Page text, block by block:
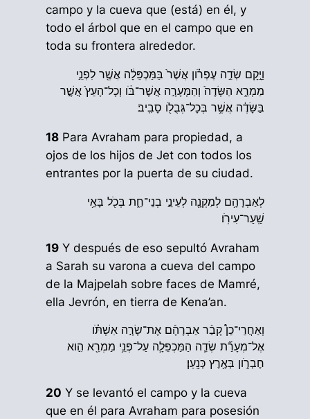
campo y la cueva que (está) en él, y
todo el árbol que en el campo que en
toda su frontera alrededor.
וַיָּ֣קָם שְׂדֵ֣ה עֶפְרֹ֗ון אֲשֶׁר֙ בַּמַּכְפֵּלָ֔ה אֲשֶׁ֖ר לִפְנֵ֣י
מַמְרֵ֑א הַשָּׂדֶה֙ וְהַמְּעָרָ֣ה אֲשֶׁר־בֹּ֔ו וְכָל־הָעֵץ֙ אֲשֶׁ֣ר
בַּשָּׂדֶ֔ה אֲשֶׁ֥ר בְּכָל־גְּבֻלֹ֖ו סָבִֽיב׃
18 Para Avraham para propiedad, a
ojos de los hijos de Jet con todos los
entrantes por la puerta de su ciudad.
לְאַבְרָהָ֥ם לְמִקְנָ֖ה לְעֵינֵ֣י בְנֵי־חֵ֑ת בְּכֹ֖ל בָּאֵ֥י
שַֽׁעַר־עִירֹֽו׃
19 Y después de eso sepultó Avraham
a Sarah su varona a cueva del campo
de la Majpelah sobre faces de Mamré,
ella Jevrón, en tierra de Kena’an.
וְאַחֲרֵי־כֵן֩ קָבַ֨ר אַבְרָהָ֜ם אֶת־שָׂרָ֣ה אִשְׁתֹּ֗ו
אֶל־מְעָרַ֞ת שְׂדֵ֧ה הַמַּכְפֵּלָ֛ה עַל־פְּנֵ֥י מַמְרֵ֖א הִ֣וא
חֶבְרֹ֑ון בְּאֶ֖רֶץ כְּנָֽעַן׃
20 Y se levantó el campo y la cueva
que en él para Avraham para posesión